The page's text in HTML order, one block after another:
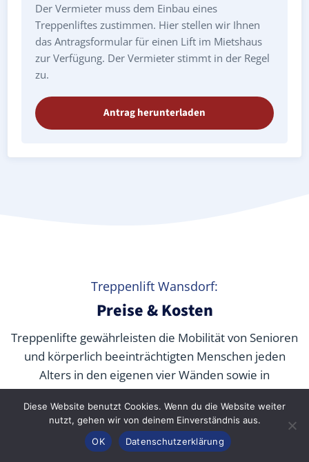
Der Vermieter muss dem Einbau eines
Treppenliftes zustimmen. Hier stellen wir Ihnen
das Antragsformular für einen Lift im Mietshaus
zur Verfügung. Der Vermieter stimmt in der Regel
zu.
Antrag herunterladen
Treppenlift Wansdorf:
Preise & Kosten
Treppenlifte gewährleisten die Mobilität von Senioren
und körperlich beeinträchtigten Menschen jeden
Alters in den eigenen vier Wänden sowie in
öffentlichen Gebäuden. Aberwas kostet ein
Treppenlift wirklich? Wir verraten Ihnen die
durchschnittlichen Preise unserer Fachpartner je nach
Modell und wie Sie die Kosten durch Zuschüsse,
Konfigurator
Diese Website benutzt Cookies. Wenn du die Website weiter
nutzt, gehen wir von deinem Einverständnis aus.
OK
Datenschutzerklärung